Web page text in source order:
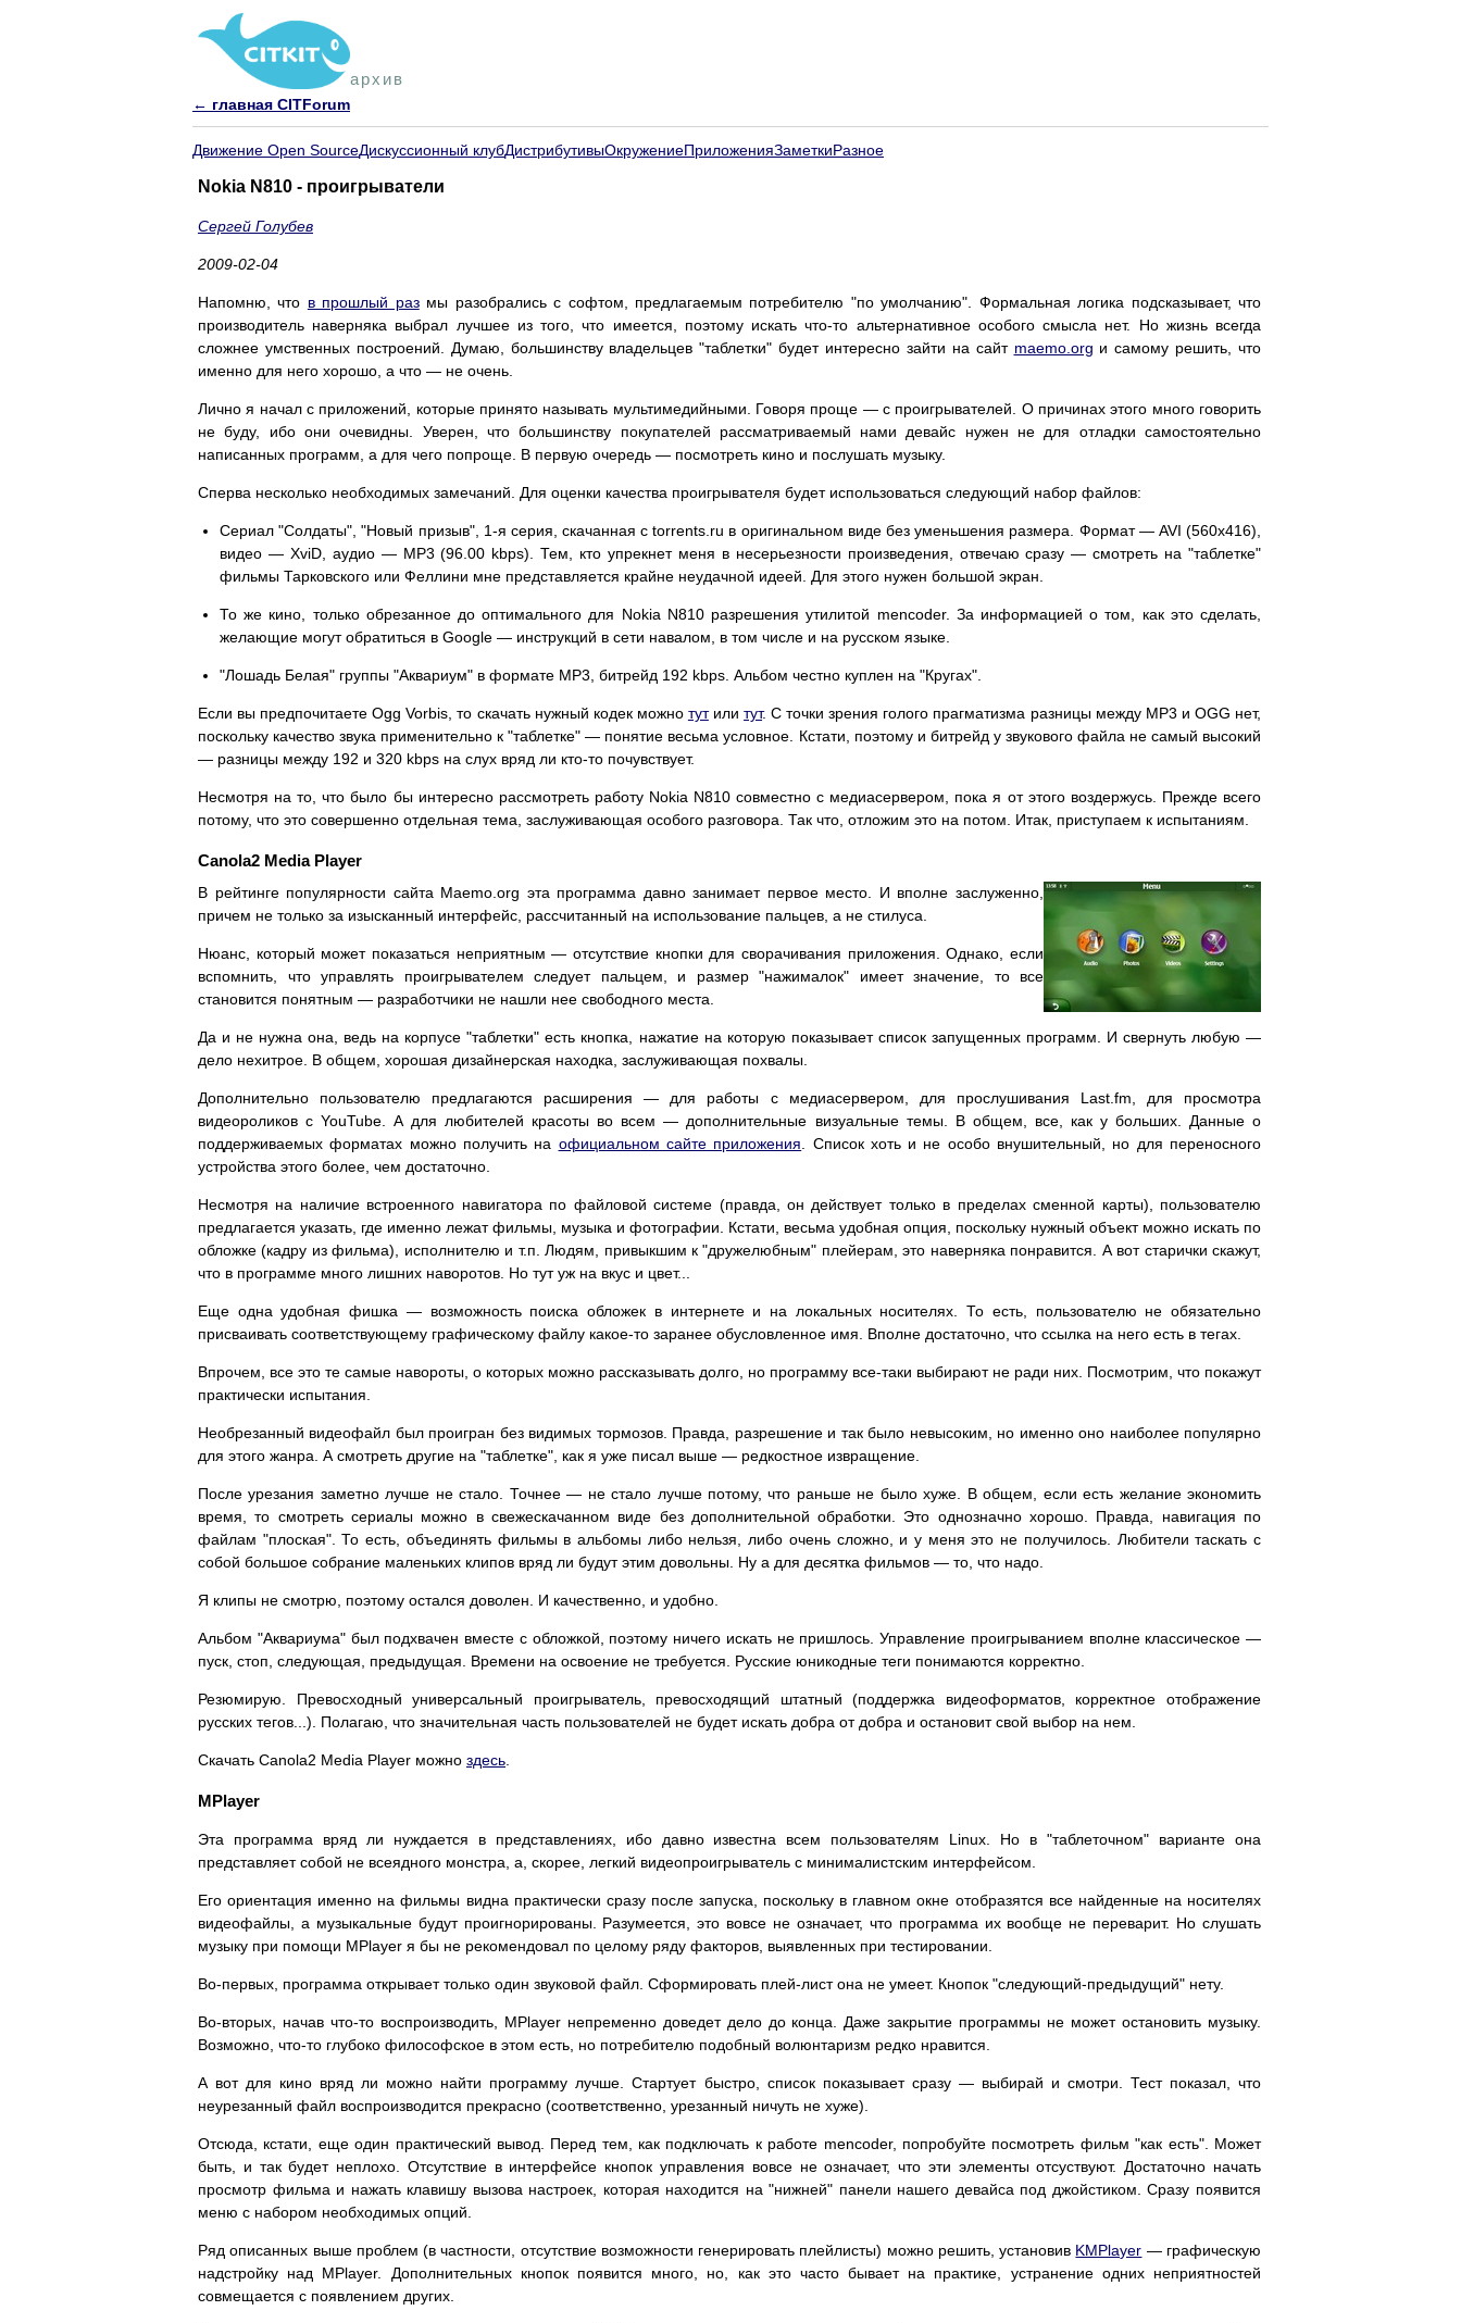
архив
← главная CITForum
Движение Open SourceДискуссионный клубДистрибутивыОкружениеПриложенияЗаметкиРазное
Nokia N810 - проигрыватели
Сергей Голубев
2009-02-04
Напомню, что в прошлый размы разобрались с софтом, предлагаемым потребителю "по умолчанию". Формальная логика подсказывает, что
производитель наверняка выбрал лучшее из того, что имеется, поэтому искать что-то альтернативное особого смысла нет. Но жизнь всегда
сложнее умственных построений. Думаю, большинству владельцев "таблетки" будет интересно зайти на сайт maemo.org и самому решить, что
именно для него хорошо, а что — не очень.
Лично я начал с приложений, которые принято называть мультимедийными. Говоря проще — с проигрывателей. О причинах этого много говорить
не буду, ибо они очевидны. Уверен, что большинству покупателей рассматриваемый нами девайс нужен не для отладки самостоятельно
написанных программ, а для чего попроще. В первую очередь — посмотреть кино и послушать музыку.
Сперва несколько необходимых замечаний. Для оценки качества проигрывателя будет использоваться следующий набор файлов:
Сериал "Солдаты", "Новый призыв", 1-я серия, скачанная с torrents.ru в оригинальном виде без уменьшения размера. Формат — AVI (560x416),
видео — XviD, аудио — MP3 (96.00 kbps). Тем, кто упрекнет меня в несерьезности произведения, отвечаю сразу — смотреть на "таблетке"
фильмы Тарковского или Феллини мне представляется крайне неудачной идеей. Для этого нужен большой экран.
То же кино, только обрезанное до оптимального для Nokia N810 разрешения утилитой mencoder. За информацией о том, как это сделать,
желающие могут обратиться в Google — инструкций в сети навалом, в том числе и на русском языке.
"Лошадь Белая" группы "Аквариум" в формате MP3, битрейд 192 kbps. Альбом честно куплен на "Кругах".
Если вы предпочитаете Ogg Vorbis, то скачать нужный кодек можно тутилитут. С точки зрения голого прагматизма разницы между MP3 и OGG нет,
поскольку качество звука применительно к "таблетке" — понятие весьма условное. Кстати, поэтому и битрейд у звукового файла не самый высокий
— разницы между 192 и 320 kbps на слух вряд ли кто-то почувствует.
Несмотря на то, что было бы интересно рассмотреть работу Nokia N810 совместно с медиасервером, пока я от этого воздержусь. Прежде всего
потому, что это совершенно отдельная тема, заслуживающая особого разговора. Так что, отложим это на потом. Итак, приступаем к испытаниям.
Canola2 Media Player
В рейтинге популярности сайта Maemo.org эта программа давно занимает первое место. И вполне заслуженно,
причем не только за изысканный интерфейс, рассчитанный на использование пальцев, а не стилуса.
Нюанс, который может показаться неприятным — отсутствие кнопки для сворачивания приложения. Однако, если
вспомнить, что управлять проигрывателем следует пальцем, и размер "нажималок" имеет значение, то все
становится понятным — разработчики не нашли нее свободного места.
Да и не нужна она, ведь на корпусе "таблетки" есть кнопка, нажатие на которую показывает список запущенных программ. И свернуть любую —
дело нехитрое. В общем, хорошая дизайнерская находка, заслуживающая похвалы.
Дополнительно пользователю предлагаются расширения — для работы с медиасервером, для прослушивания Last.fm, для просмотра
видеороликов с YouTube. А для любителей красоты во всем — дополнительные визуальные темы. В общем, все, как у больших. Данные о
поддерживаемых форматах можно получить на официальном сайте приложения . Список хоть и не особо внушительный, но для переносного
устройства этого более, чем достаточно.
Несмотря на наличие встроенного навигатора по файловой системе (правда, он действует только в пределах сменной карты), пользователю
предлагается указать, где именно лежат фильмы, музыка и фотографии. Кстати, весьма удобная опция, поскольку нужный объект можно искать по
обложке (кадру из фильма), исполнителю и т.п. Людям, привыкшим к "дружелюбным" плейерам, это наверняка понравится. А вот старички скажут,
что в программе много лишних наворотов. Но тут уж на вкус и цвет...
Еще одна удобная фишка — возможность поиска обложек в интернете и на локальных носителях. То есть, пользователю не обязательно
присваивать соответствующему графическому файлу какое-то заранее обусловленное имя. Вполне достаточно, что ссылка на него есть в тегах.
Впрочем, все это те самые навороты, о которых можно рассказывать долго, но программу все-таки выбирают не ради них. Посмотрим, что покажут
практически испытания.
Необрезанный видеофайл был проигран без видимых тормозов. Правда, разрешение и так было невысоким, но именно оно наиболее популярно
для этого жанра. А смотреть другие на "таблетке", как я уже писал выше — редкостное извращение.
После урезания заметно лучше не стало. Точнее — не стало лучше потому, что раньше не было хуже. В общем, если есть желание экономить
время, то смотреть сериалы можно в свежескачанном виде без дополнительной обработки. Это однозначно хорошо. Правда, навигация по
файлам "плоская". То есть, объединять фильмы в альбомы либо нельзя, либо очень сложно, и у меня это не получилось. Любители таскать с
собой большое собрание маленьких клипов вряд ли будут этим довольны. Ну а для десятка фильмов — то, что надо.
Я клипы не смотрю, поэтому остался доволен. И качественно, и удобно.
Альбом "Аквариума" был подхвачен вместе с обложкой, поэтому ничего искать не пришлось. Управление проигрыванием вполне классическое —
пуск, стоп, следующая, предыдущая. Времени на освоение не требуется. Русские юникодные теги понимаются корректно.
Резюмирую. Превосходный универсальный проигрыватель, превосходящий штатный (поддержка видеоформатов, корректное отображение
русских тегов...). Полагаю, что значительная часть пользователей не будет искать добра от добра и остановит свой выбор на нем.
Скачать Canola2 Media Player можно здесь
MPlayer
Эта программа вряд ли нуждается в представлениях, ибо давно известна всем пользователям Linux. Но в "таблеточном" варианте она
представляет собой не всеядного монстра, а, скорее, легкий видеопроигрыватель с минималистским интерфейсом.
Его ориентация именно на фильмы видна практически сразу после запуска, поскольку в главном окне отобразятся все найденные на носителях
видеофайлы, а музыкальные будут проигнорированы. Разумеется, это вовсе не означает, что программа их вообще не переварит. Но слушать
музыку при помощи MPlayer я бы не рекомендовал по целому ряду факторов, выявленных при тестировании.
Во-первых, программа открывает только один звуковой файл. Сформировать плей-лист она не умеет. Кнопок "следующий-предыдущий" нету.
Во-вторых, начав что-то воспроизводить, MPlayer непременно доведет дело до конца. Даже закрытие программы не может остановить музыку.
Возможно, что-то глубоко философское в этом есть, но потребителю подобный волюнтаризм редко нравится.
А вот для кино вряд ли можно найти программу лучше. Стартует быстро, список показывает сразу — выбирай и смотри. Тест показал, что
неурезанный файл воспроизводится прекрасно (соответственно, урезанный ничуть не хуже).
Отсюда, кстати, еще один практический вывод. Перед тем, как подключать к работе mencoder, попробуйте посмотреть фильм "как есть". Может
быть, и так будет неплохо. Отсутствие в интерфейсе кнопок управления вовсе не означает, что эти элементы отсуствуют. Достаточно начать
просмотр фильма и нажать клавишу вызова настроек, которая находится на "нижней" панели нашего девайса под джойстиком. Сразу появится
меню с набором необходимых опций.
Ряд описанных выше проблем (в частности, отсутствие возможности генерировать плейлисты) можно решить, установив KMPlayer — графическую
надстройку над MPlayer. Дополнительных кнопок появится много, но, как это часто бывает на практике, устранение одних неприятностей
совмещается с появлением других.